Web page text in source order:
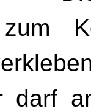
darf